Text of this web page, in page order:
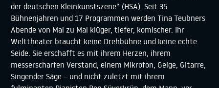
der deutschen Kleinkunstszene“ (HSA). Seit 35
Bühnenjahren und 17 Programmen werden Tina Teubners
Abende von Mal zu Mal klüger, tiefer, komischer. Ihr
Welttheater braucht keine Drehbühne und keine echte
Seide. Sie erschafft es mit ihrem Herzen, ihrem
messerscharfen Verstand, einem Mikrofon, Geige, Gitarre,
Singender Säge – und nicht zuletzt mit ihrem